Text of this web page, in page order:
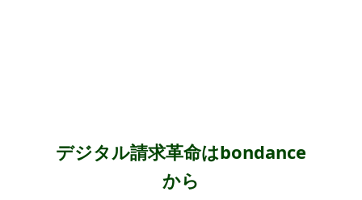
デジタル請求革命はbondance
から